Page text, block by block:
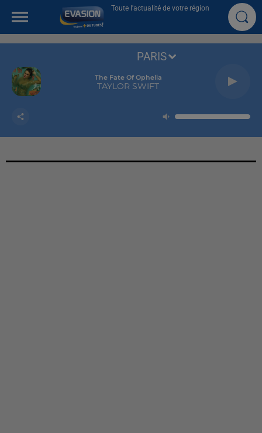
Toute l'actualité de votre région
The Fate Of Ophelia
TAYLOR SWIFT
PARIS